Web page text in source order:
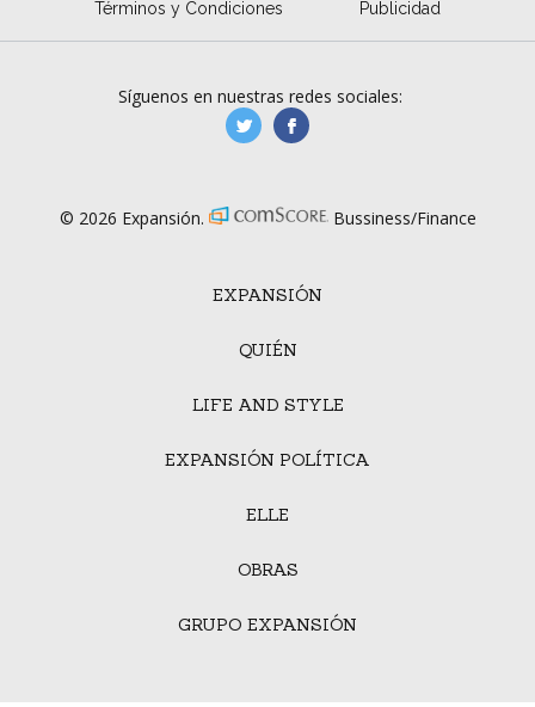
Términos y Condiciones Publicidad
EXPANSIÓN
QUIÉN
LIFE AND STYLE
EXPANSIÓN POLÍTICA
ELLE
OBRAS
GRUPO EXPANSIÓN
Síguenos en nuestras redes sociales:
manufacturaGE
© 2026 Expansión. Bussiness/Finance